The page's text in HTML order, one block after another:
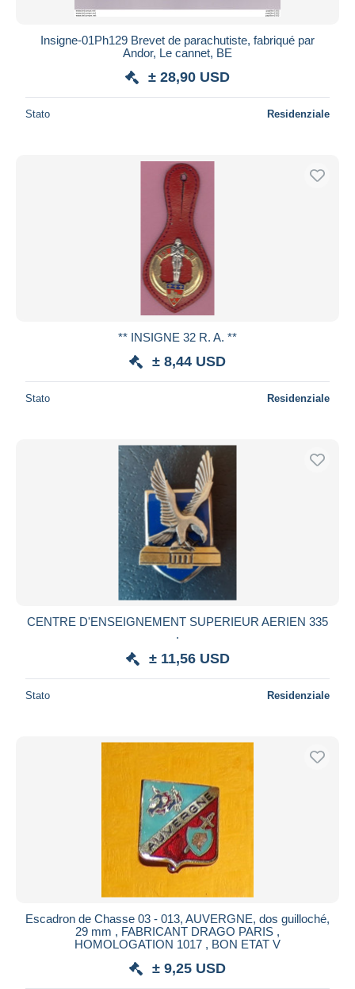
Insigne-01Ph129 Brevet de parachutiste, fabriqué par
Andor, Le cannet, BE
± 28,90 USD
Stato Residenziale
** INSIGNE 32 R. A. **
± 8,44 USD
Stato Residenziale
CENTRE D'ENSEIGNEMENT SUPERIEUR AERIEN 335
.
± 11,56 USD
Stato Residenziale
Escadron de Chasse 03 - 013, AUVERGNE, dos guilloché,
29 mm , FABRICANT DRAGO PARIS ,
HOMOLOGATION 1017 , BON ETAT V
± 9,25 USD